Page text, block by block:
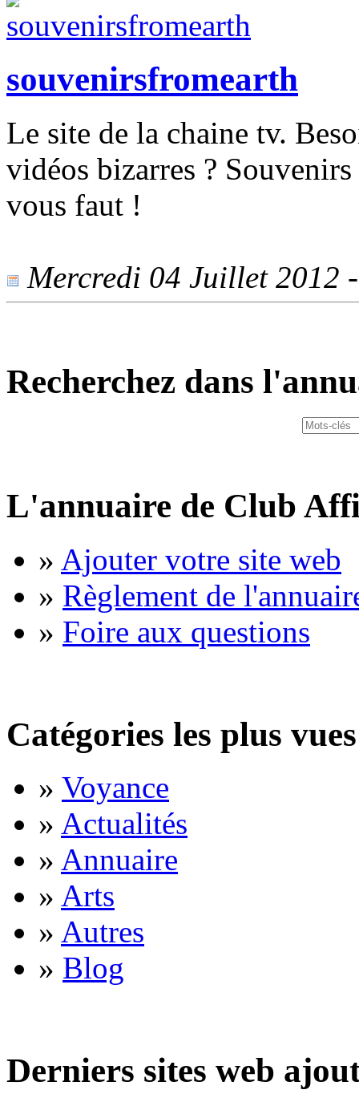
souvenirsfromearth
Le site de la chaine tv.
vidéos bizarres ?
vous faut !
Mercredi 04 Juillet 2012
Recherchez dans
L'annuaire de Club
» Ajouter votre site web
» Règlement de
» Foire aux questions
Catégories les plus vues
» Voyance
» Actualités
» Annuaire
» Arts
» Autres
» Blog
Derniers sites web